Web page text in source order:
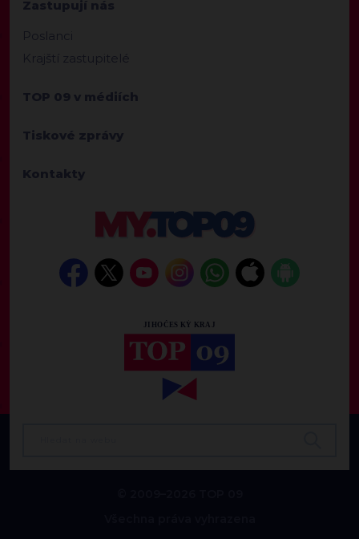
Zastupují nás
Poslanci
Krajští zastupitelé
TOP 09 v médiích
Tiskové zprávy
Kontakty